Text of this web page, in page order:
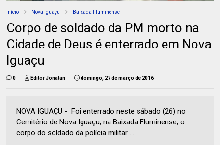
Início Nova Iguaçu Baixada Fluminense
Corpo de soldado da PM morto na
Cidade de Deus é enterrado em Nova
Iguaçu
0 Editor Jonatan domingo, 27 de março de 2016
NOVA IGUAÇU - Foi enterrado neste sábado (26) no
Cemitério de Nova Iguaçu, na Baixada Fluminense, o
corpo do soldado da polícia militar ...